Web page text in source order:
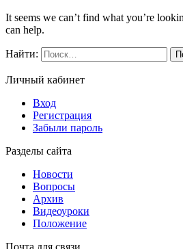
It seems we can’t find what you’re
can help.
Найти:
Личный кабинет
Вход
Регистрация
Забыли пароль
Разделы сайта
Новости
Вопросы
Архив
Видеоуроки
Положение
Почта для связи